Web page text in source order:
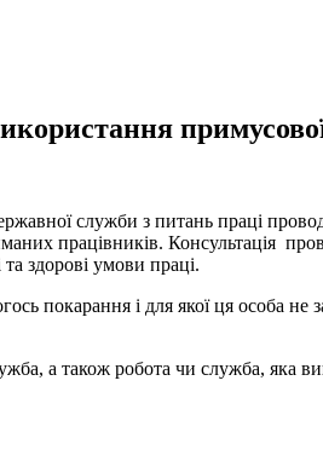
служби з питань праці
працівників. Консультація
здорові умови праці.
покарання і для якої ця особа не
а також робота чи служба, яка